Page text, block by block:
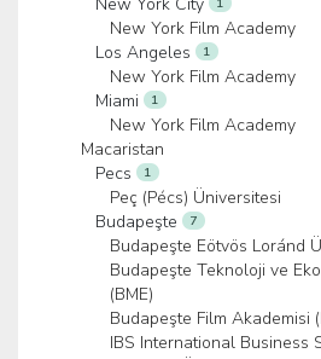
New York Film Academy
Los Angeles
1
New York Film Academy
Miami
1
New York Film Academy
Macaristan
Pecs
1
Peç (Pécs) Üniversitesi
Budapeşte
7
Budapeşte Eötvös Loránd
Budapeşte Teknoloji ve
(BME)
Budapeşte Film Akademisi
IBS International Business